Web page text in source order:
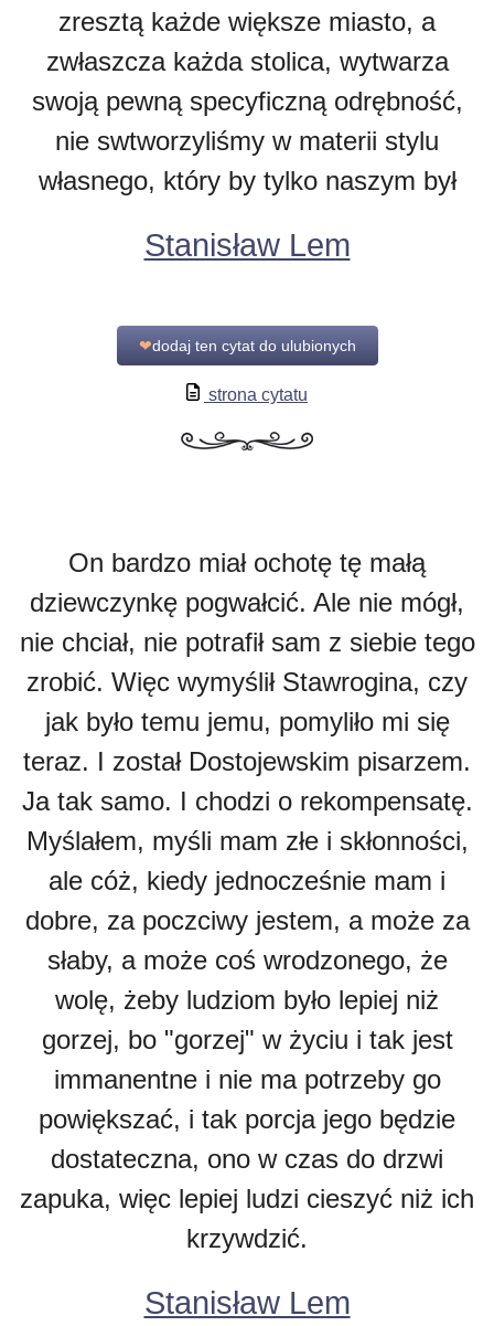
zresztą każde większe miasto, a
zwłaszcza każda stolica, wytwarza
swoją pewną specyficzną odrębność,
nie swtworzyliśmy w materii stylu
własnego, który by tylko naszym był
Stanisław Lem
❤dodaj ten cytat do ulubionych
strona cytatu
On bardzo miał ochotę tę małą
dziewczynkę pogwałcić. Ale nie mógł,
nie chciał, nie potrafił sam z siebie tego
zrobić. Więc wymyślił Stawrogina, czy
jak było temu jemu, pomyliło mi się
teraz. I został Dostojewskim pisarzem.
Ja tak samo. I chodzi o rekompensatę.
Myślałem, myśli mam złe i skłonności,
ale cóż, kiedy jednocześnie mam i
dobre, za poczciwy jestem, a może za
słaby, a może coś wrodzonego, że
wolę, żeby ludziom było lepiej niż
gorzej, bo "gorzej" w życiu i tak jest
immanentne i nie ma potrzeby go
powiększać, i tak porcja jego będzie
dostateczna, ono w czas do drzwi
zapuka, więc lepiej ludzi cieszyć niż ich
krzywdzić.
Stanisław Lem